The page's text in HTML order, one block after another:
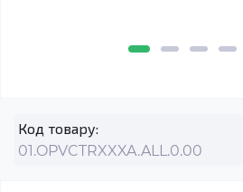
Код товару:
01.OPVCTRXXXA.ALL.0.00